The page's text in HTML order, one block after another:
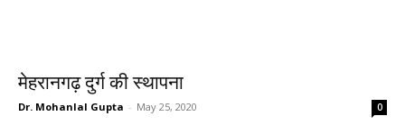
मेहरानगढ़ दुर्ग की स्थापना
Dr. Mohanlal Gupta - May 25, 2020 0